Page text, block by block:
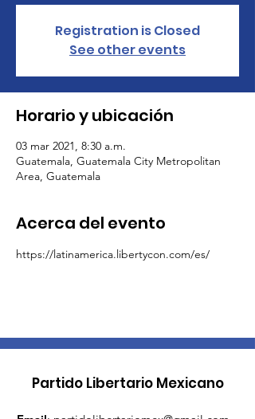
Registration is Closed
See other events
Horario y ubicación
03 mar 2021, 8:30 a.m.
Guatemala, Guatemala City Metropolitan
Area, Guatemala
Acerca del evento
https://latinamerica.libertycon.com/es/
Partido Libertario Mexicano